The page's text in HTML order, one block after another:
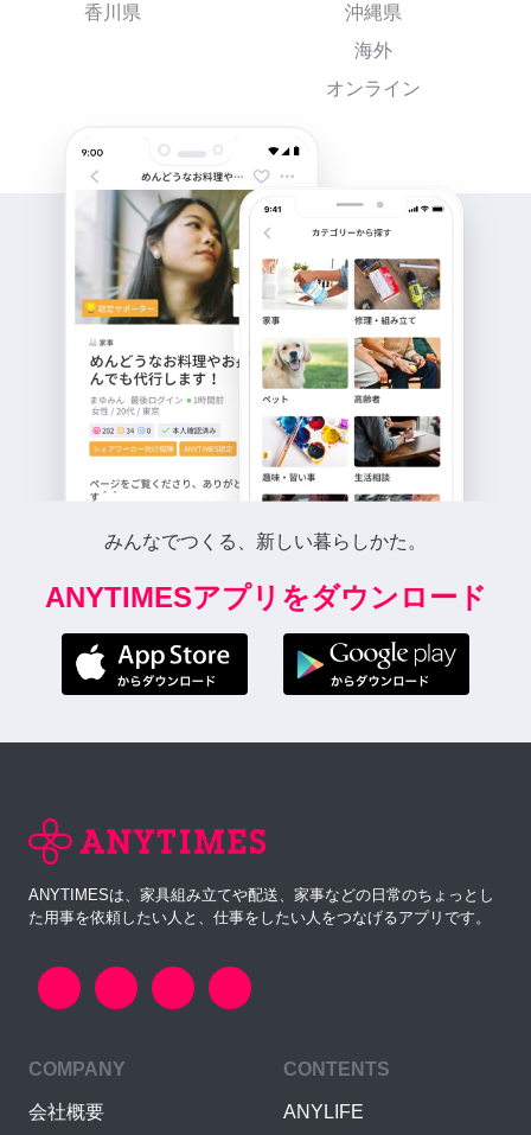
香川県
沖縄県
海外
オンライン
みんなでつくる、新しい暮らしかた。
ANYTIMESアプリをダウンロード
ANYTIMESは、家具組み立てや配送、家事などの日常のちょっとし
た用事を依頼したい人と、仕事をしたい人をつなげるアプリです。
COMPANY
会社概要
CONTENTS
ANYLIFE